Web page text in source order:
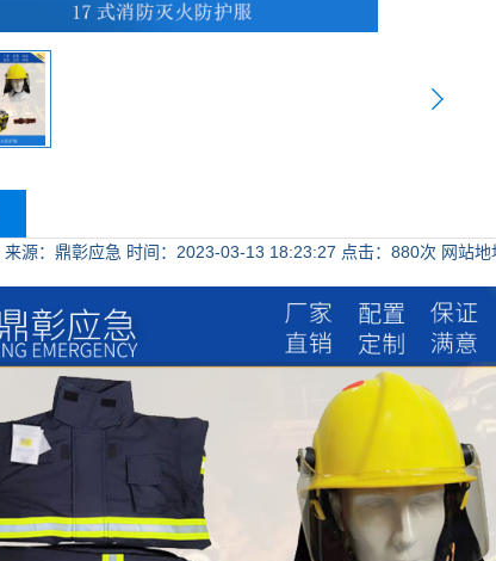
来源：鼎彰应急 时间：2023-03-13 18:23:27 点击： 880次 网站